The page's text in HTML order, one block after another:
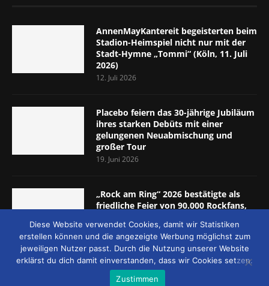
AnnenMayKantereit begeisterten beim
Stadion-Heimspiel nicht nur mit der
Stadt-Hymne „Tommi“ (Köln, 11. Juli
2026)
12. Juli 2026
Placebo feiern das 30-jährige Jubiläum
ihres starken Debüts mit einer
gelungenen Neuabmischung und
großer Tour
19. Juni 2026
„Rock am Ring“ 2026 bestätigte als
friedliche Feier von 90.000 Rockfans,
5.-7. Juni 2026)
8. Juni 2026
Diese Website verwendet Cookies, damit wir Statistiken
erstellen können und die angezeigte Werbung möglichst zum
jeweiligen Nutzer passt. Durch die Nutzung unserer Website
erklärst du dich damit einverstanden, dass wir Cookies setzen.
Zustimmen